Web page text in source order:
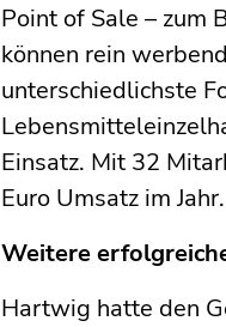
Point of Sale – zum
können rein
unterschiedlichste
Einsatz. Mit 32
Euro Umsatz im Jahr.
Weitere
Hartwig hatte den